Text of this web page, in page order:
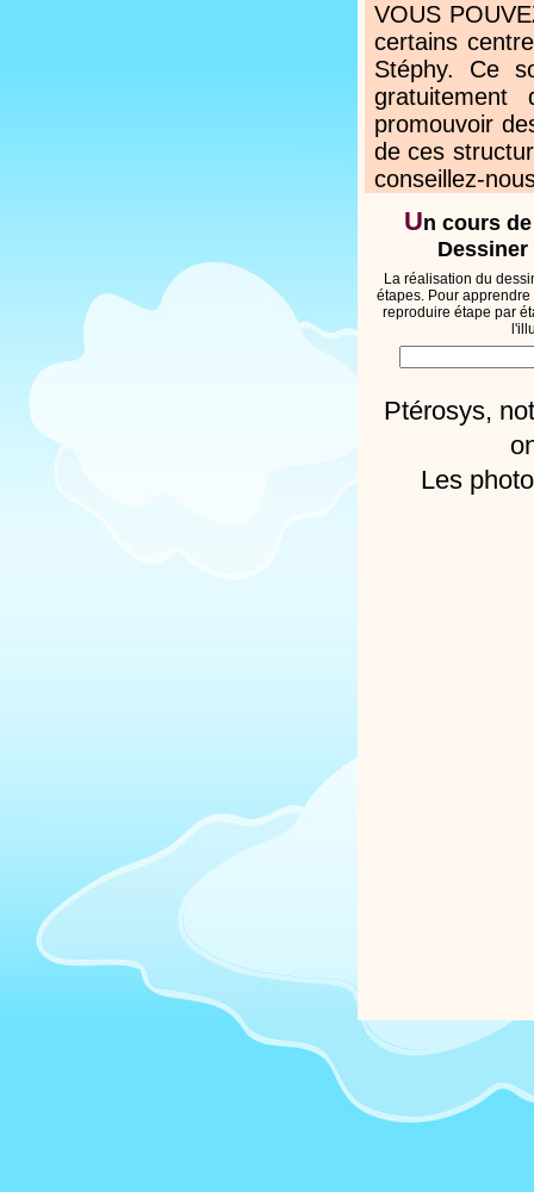
VOUS
certains
Stéphy. Ce
gratuitement
promouvoir
de ces
conseillez-
Un cours
Dessiner
La réalisation du
étapes. Pour
reproduire étape par
Ptérosys,
Les